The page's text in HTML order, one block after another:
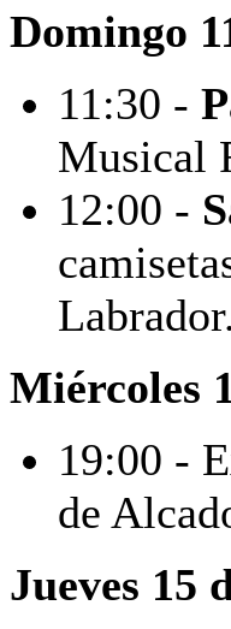
Domingo
11:30 -
Musical
12:00 -
Labrador.
Miércoles
19:00 -
de
Jueves 15